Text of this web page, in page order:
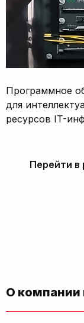
Программное
для
ресурсов IT-
Перейти в
О компании